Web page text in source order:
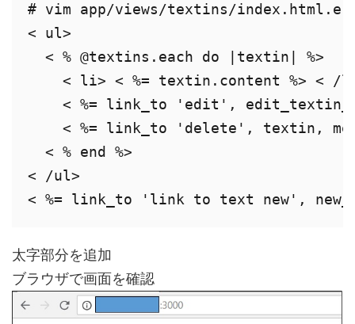
# vim app/views/textins/
< ul>
  < % @textins.each do |textin| %>
< li> < %= textin.content %> < /
< %= link_to 'edit',
< %= link_to 'delete', textin,
  < % end %>
< /ul>
< %= link_to 'link to text new',
太字部分を追加
ブラウザで画面を確認